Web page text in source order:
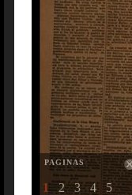
PAGINAS
1 2 3 4 5